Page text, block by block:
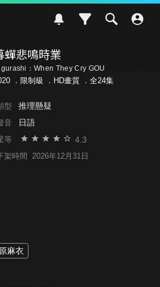
蟬悲鳴時業
：When They Cry GOU
． 限制級 ．HD畫質 ．全24集
型 推理懸疑
音 日語
等 4.3
架時間 2026年12月31日
麻衣